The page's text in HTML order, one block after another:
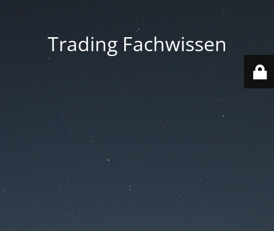
Trading Fachwissen